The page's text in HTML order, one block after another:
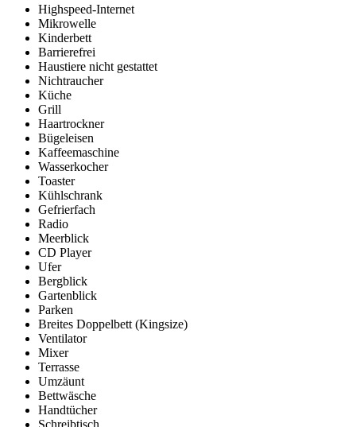
Highspeed-Internet
Mikrowelle
Kinderbett
Barrierefrei
Haustiere nicht gestattet
Nichtraucher
Küche
Grill
Haartrockner
Bügeleisen
Kaffeemaschine
Wasserkocher
Toaster
Kühlschrank
Gefrierfach
Radio
Meerblick
CD Player
Ufer
Bergblick
Gartenblick
Parken
Breites Doppelbett (Kingsize)
Ventilator
Mixer
Terrasse
Umzäunt
Bettwäsche
Handtücher
Schreibtisch